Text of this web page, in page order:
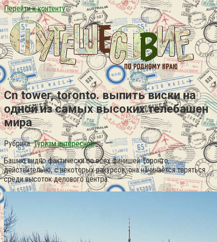
Перейти к контенту
Cn tower, toronto. выпить виски на
одной из самых высоких телебашен
мира
Рубрика: Туризм интересное
Башню видно фактически со всех финишей Торонто,
действительно, с некоторых ракурсов, она начинается теряться
среди высоток делового центра.